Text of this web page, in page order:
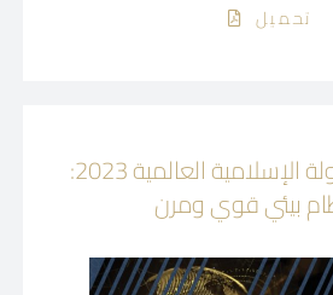
تحميل
تقرير إدارة السيولة الإسلامية العالمية 2023:
بيئي قوي ومرن